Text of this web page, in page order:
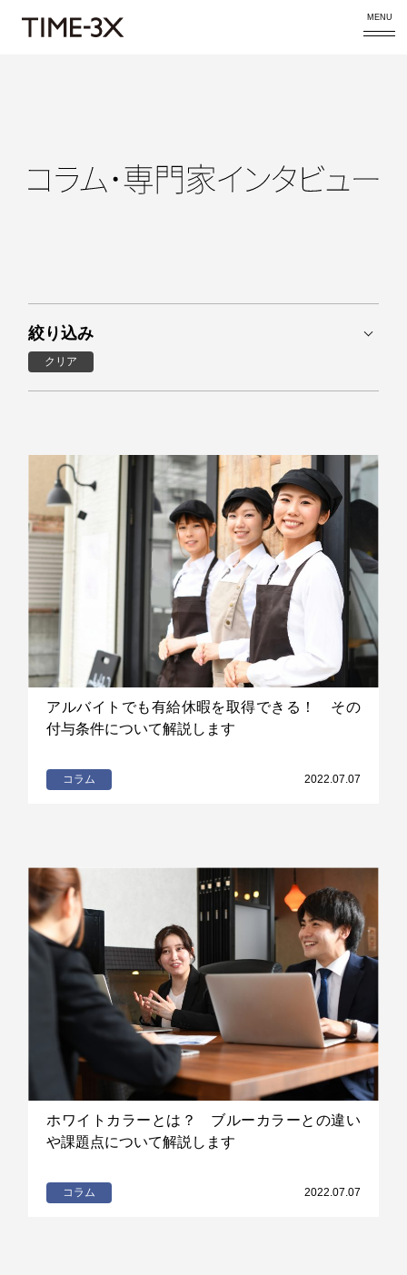
MENU
絞り込み
クリア
アルバイトでも有給休暇を取得できる！ その
付与条件について解説します
コラム 2022.07.07
ホワイトカラーとは？ ブルーカラーとの違い
や課題点について解説します
コラム 2022.07.07